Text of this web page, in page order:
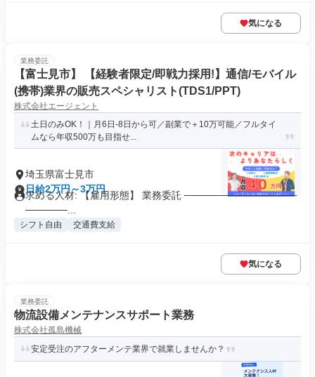
気になる
業務委託
【富士見市】 【経験者限定/即戦力採用!】通信/モバイル
(携帯)業界の販売スペシャリスト(TDS1/PPT)
株式会社エージェント
土日のみOK！｜月6日-8日から可／副業で＋10万可能／フルタイ
ムなら年収500万も目指せ...
埼玉県富士見市
日給2万円～3万円
求める人材: 【雇用形態】 業務委託 ────────────────
──────...
シフト自由 交通費支給
気になる
業務委託
物流設備メンテナンスサポート業務
株式会社孤島機械
安定受注のアフターメンテ業界で就業しませんか？